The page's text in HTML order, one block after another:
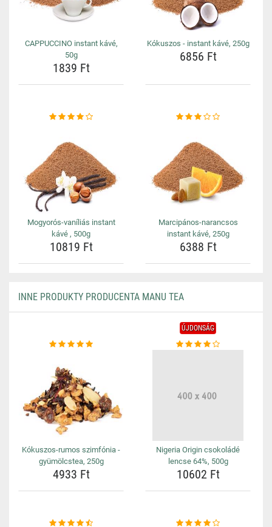
CAPPUCCINO instant kávé,
50g
1839 Ft
Kókuszos - instant kávé, 250g
6856 Ft
Mogyorós-vaníliás instant
kávé , 500g
10819 Ft
Marcipános-narancsos
instant kávé, 250g
6388 Ft
INNE PRODUKTY PRODUCENTA MANU TEA
Kókuszos-rumos szimfónia -
gyümölcstea, 250g
4933 Ft
ÚJDONSÁG
Nigeria Origin csokoládé
lencse 64%, 500g
10602 Ft